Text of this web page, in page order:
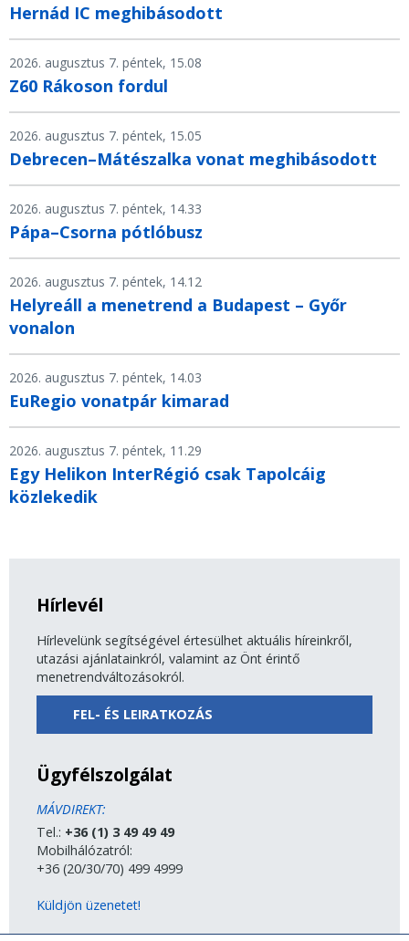
Hernád IC meghibásodott
2026. augusztus 7. péntek, 15.08
Z60 Rákoson fordul
2026. augusztus 7. péntek, 15.05
Debrecen–Mátészalka vonat meghibásodott
2026. augusztus 7. péntek, 14.33
Pápa–Csorna pótlóbusz
2026. augusztus 7. péntek, 14.12
Helyreáll a menetrend a Budapest – Győr
vonalon
2026. augusztus 7. péntek, 14.03
EuRegio vonatpár kimarad
2026. augusztus 7. péntek, 11.29
Egy Helikon InterRégió csak Tapolcáig
közlekedik
Hírlevél
Hírlevelünk segítségével értesülhet aktuális híreinkről,
utazási ajánlatainkról, valamint az Önt érintő
menetrendváltozásokról.
FEL- ÉS LEIRATKOZÁS
Ügyfélszolgálat
MÁVDIREKT:
Tel.: +36 (1) 3 49 49 49
Mobilhálózatról:
+36 (20/30/70) 499 4999
Küldjön üzenetet!